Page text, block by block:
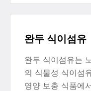
완두 식이섬유
완두 식이섬유는
의 식물성 식이섬
영양 보충 식품에